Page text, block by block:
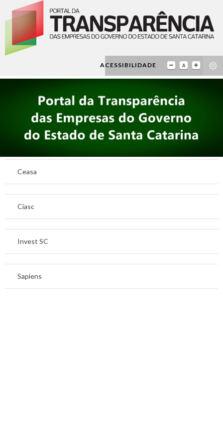
ACESSIBILIDADE
Ceasa
Ciasc
Invest SC
Sapiens